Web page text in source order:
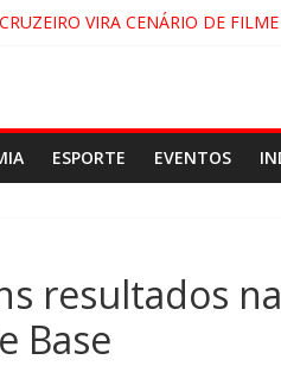
CRUZEIRO VIRA CENÁRIO DE
🚨 LORENA, PINDAMONHANGABA
ESPORTE EVENTOS
resultados
Base